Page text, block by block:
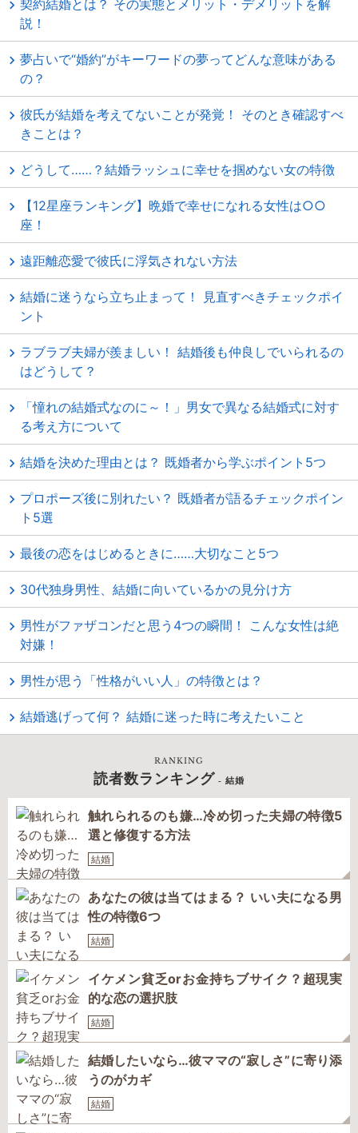
契約結婚とは？ その実態とメリット・デメリットを解
説！
夢占いで“婚約”がキーワードの夢ってどんな意味がある
の？
彼氏が結婚を考えてないことが発覚！ そのとき確認すべ
きことは？
どうして……？結婚ラッシュに幸せを掴めない女の特徴
【12星座ランキング】晩婚で幸せになれる女性は○○
座！
遠距離恋愛で彼氏に浮気されない方法
結婚に迷うなら立ち止まって！ 見直すべきチェックポイ
ント
ラブラブ夫婦が羨ましい！ 結婚後も仲良しでいられるの
はどうして？
「憧れの結婚式なのに～！」男女で異なる結婚式に対す
る考え方について
結婚を決めた理由とは？ 既婚者から学ぶポイント5つ
プロポーズ後に別れたい？ 既婚者が語るチェックポイン
ト5選
最後の恋をはじめるときに……大切なこと5つ
30代独身男性、結婚に向いているかの見分け方
男性がファザコンだと思う4つの瞬間！ こんな女性は絶
対嫌！
男性が思う「性格がいい人」の特徴とは？
結婚逃げって何？ 結婚に迷った時に考えたいこと
RANKING
読者数ランキング - 結婚
触れられるのも嫌…冷め切った夫婦の特徴5
選と修復する方法
結婚
あなたの彼は当てはまる？ いい夫になる男
性の特徴6つ
結婚
イケメン貧乏orお金持ちブサイク？超現実
的な恋の選択肢
結婚
結婚したいなら…彼ママの“寂しさ”に寄り添
うのがカギ
結婚